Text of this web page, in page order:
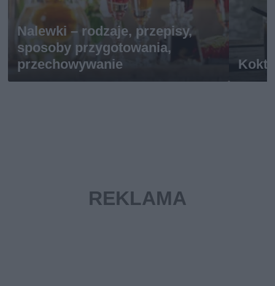
Nalewki – rodzaje, przepisy,
sposoby przygotowania,
przechowywanie